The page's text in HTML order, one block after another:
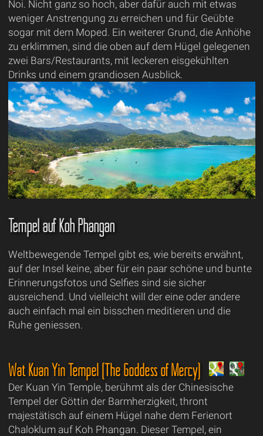
Noi. Nicht ganz so hoch, aber dafür auch mit etwas
weniger Anstrengung zu erreichen und für Geübte
sogar mit dem Moped. Ein weiterer Grund, die Anhöhe
zu erklimmen, sind die oben auf dem Hügel gelegenen
zwei Bars/Restaurants, mit leckeren eisgekühlten
Drinks und einem grandiosen Ausblick.
Tempel auf Koh Phangan
Weltbewegende Tempel gibt es, wie bereits erwähnt,
auf der Insel keine, aber für ein paar schöne und bunte
Erinnerungsfotos und Selfies sind sie sicher
ausreichend. Und vielleicht will der eine oder andere
auch einfach mal ein bisschen meditieren und die
Ruhe geniessen.
Wat Kuan Yin Tempel (The Goddess of Mercy)
Der Kuan Yin Temple, berühmt als der Chinesische
Tempel der Göttin der Barmherzigkeit, thront
majestätisch auf einem Hügel nahe dem Ferienort
Chaloklum auf Koh Phangan. Dieser Tempel, ein